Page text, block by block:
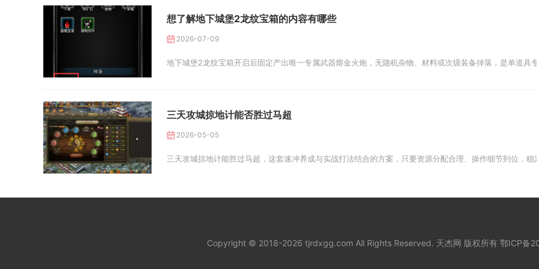
想了解地下城堡2龙纹宝箱的内容有哪些
2026-07-09
地下城堡2龙纹宝箱开启后固定产出唯一专属武器熔金火炮，无随机杂物、材料或次级装备掉落，是单道
三天攻城掠地计能否胜过马超
2026-05-05
三天攻城掠地计能胜过马超，这套速冲养成与实战打法结合的方案，只要资源分配合理、操作细节到位，
Copyright © 2018-2026 tjrdxgg.com All Rights Reserved. 天杰网 版权所有 鄂ICP备